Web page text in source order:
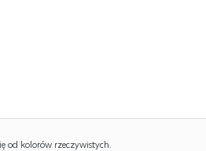
od kolorów rzeczywistych.